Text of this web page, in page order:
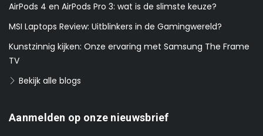
AirPods 4 en AirPods Pro 3: wat is de slimste keuze?
MSI Laptops Review: Uitblinkers in de Gamingwereld?
Kunstzinnig kijken: Onze ervaring met Samsung The Frame
TV
Bekijk alle blogs
Aanmelden op onze nieuwsbrief